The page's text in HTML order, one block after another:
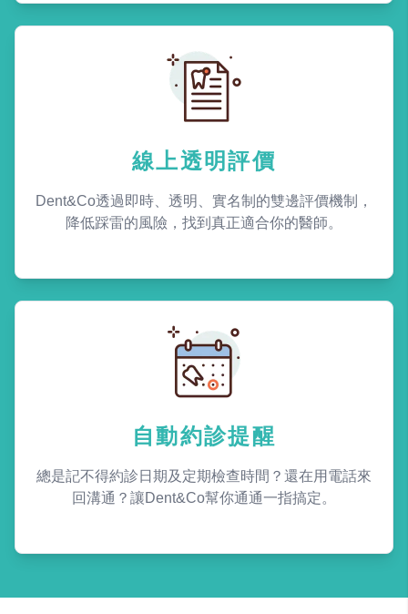
線上透明評價
Dent&Co透過即時、透明、實名制的雙邊評價機制，
降低踩雷的風險，找到真正適合你的醫師。
自動約診提醒
總是記不得約診日期及定期檢查時間？還在用電話來
回溝通？讓Dent&Co幫你通通一指搞定。